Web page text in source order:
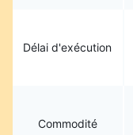
Délai d'exécution
Commodité